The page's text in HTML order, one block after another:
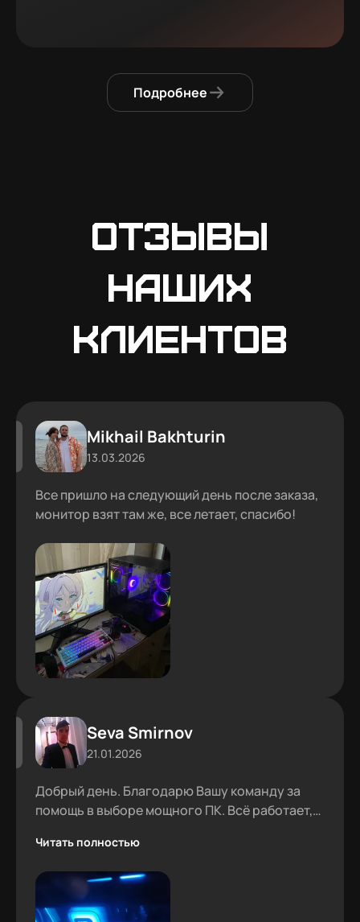
Подробнее
Отзывы
наших
клиентов
Mikhail Bakhturin
13.03.2026
Все пришло на следующий день после заказа,
монитор взят там же, все летает, спасибо!
Seva Smirnov
21.01.2026
Добрый день. Благодарю Вашу команду за
помощь в выборе мощного ПК. Всё работает,
Читать полностью